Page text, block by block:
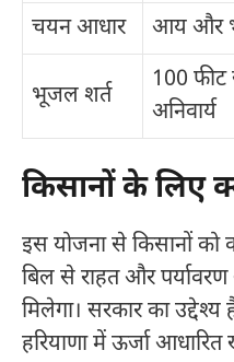
चयन आधार आय और
भूजल शर्त
100 फीट
अनिवार्य
किसानों के लिए
इस योजना से किसानों को
बिल से राहत और
मिलेगा। सरकार का
हरियाणा में ऊर्जा